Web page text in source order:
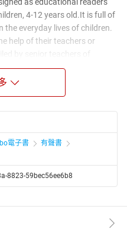
4-12 years old.It is full of
everyday lives of children.
help of their teachers or
or two interesting topics or
or sentence structures
recognize the characters
電子書
有聲書
8823-59bec56ee6b8